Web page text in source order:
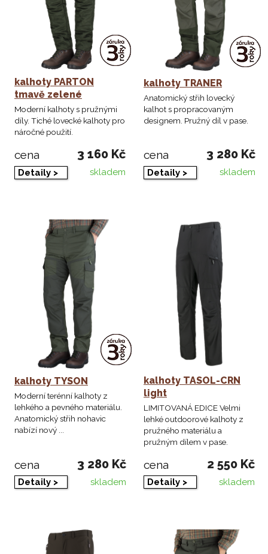
kalhoty PARTON
tmavě zelené
Moderní kalhoty s pružnými
díly. Tiché lovecké kalhoty pro
náročné použití.
cena 3 160 Kč
Detaily > skladem
kalhoty TRANER
Anatomický střih lovecký
kalhot s propracovaným
designem. Pružný díl v pase.
cena 3 280 Kč
Detaily > skladem
kalhoty TYSON
Moderní terénní kalhoty z
lehkého a pevného materiálu.
Anatomický střih nohavic
nabízí nový ...
cena 3 280 Kč
Detaily > skladem
kalhoty TASOL-CRN
light
LIMITOVANÁ EDICE Velmi
lehké outdoorové kalhoty z
pružného materiálu a
pružným dílem v pase.
cena 2 550 Kč
Detaily > skladem